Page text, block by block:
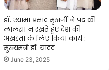
डॉ. श्यामा प्रसाद मुखर्जी ने पद की
लालसा न रखते हुए देश की
अखंडता के लिए किया कार्य :
मुख्यमंत्री डॉ. यादव
June 23, 2025